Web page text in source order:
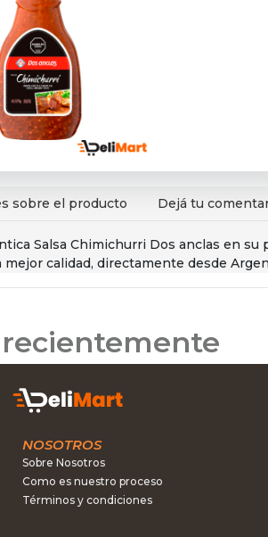
sobre el producto Dejá tu
Salsa Chimichurri Dos anclas en
calidad, directamente desde
NOSOTROS
Sobre Nosotros
Como es nuestro proceso
Términos y condiciones